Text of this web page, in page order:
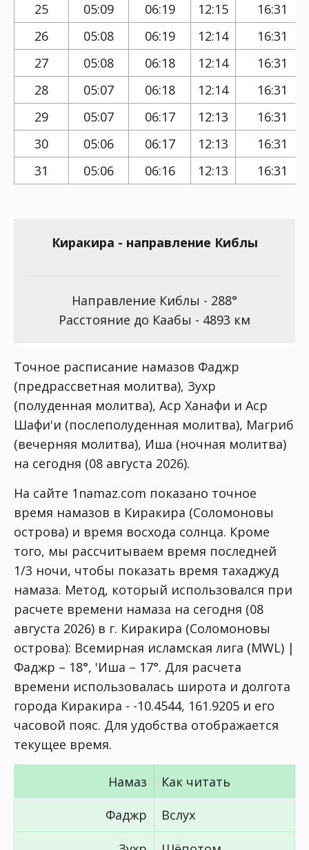
25 05:09 06:19 12:15
16:31
26
05:08 06:19 12:14
16:31
27
05:08 06:18 12:14
16:31
28
05:07 06:18 12:14
16:31
29
05:07 06:17 12:13
16:31
30
05:06 06:17 12:13
16:31
31
05:06 06:16 12:13 16:31
Киракира - направление Киблы
Направление Киблы - 288°
Расстояние до Каабы - 4893 км
Точное расписание намазов Фаджр
(предрассветная молитва), Зухр
(полуденная молитва), Аср Ханафи и Аср
Шафи'и (послеполуденная молитва), Магриб
(вечерняя молитва), Иша (ночная молитва)
на сегодня (08 августа 2026).
На сайте 1namaz.com показано точное
время намазов в Киракира (Соломоновы
острова) и время восхода солнца. Кроме
того, мы рассчитываем время последней
1/3 ночи, чтобы показать время тахаджуд
намаза. Метод, который использовался при
расчете времени намаза на сегодня (08
августа 2026) в г. Киракира (Соломоновы
острова): Всемирная исламская лига (MWL) |
Фаджр – 18°, 'Иша – 17°. Для расчета
времени использовалась широта и долгота
города Киракира - -10.4544, 161.9205 и его
часовой пояс. Для удобства отображается
текущее время.
Намаз
Как читать
Фаджр
Вслух